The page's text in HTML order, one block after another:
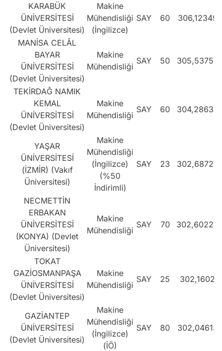
KARABÜK
ÜNİVERSİTESİ
(Devlet Üniversitesi)
Makine
Mühendisliği
(İngilizce)
SAY 60 306,12349
MANİSA CELÂL
BAYAR
ÜNİVERSİTESİ
(Devlet Üniversitesi)
Makine
Mühendisliği
SAY 50 305,53758
TEKİRDAĞ NAMIK
KEMAL
ÜNİVERSİTESİ
(Devlet Üniversitesi)
Makine
Mühendisliği
SAY 60 304,28639
YAŞAR
ÜNİVERSİTESİ
(İZMİR) (Vakıf
Üniversitesi)
Makine
Mühendisliği
(İngilizce)
(%50
İndirimli)
SAY 23 302,68727
NECMETTİN
ERBAKAN
ÜNİVERSİTESİ
(KONYA) (Devlet
Üniversitesi)
Makine
Mühendisliği
SAY 70 302,60224
TOKAT
GAZİOSMANPAŞA
ÜNİVERSİTESİ
(Devlet Üniversitesi)
Makine
Mühendisliği
SAY 25 302,1602
GAZİANTEP
ÜNİVERSİTESİ
(Devlet Üniversitesi)
Makine
Mühendisliği
(İngilizce)
(İÖ)
SAY 80 302,04613